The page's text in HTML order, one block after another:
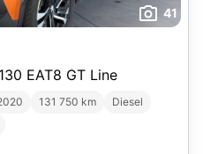
41
EAT8 GT Line
131 750 km
Diesel